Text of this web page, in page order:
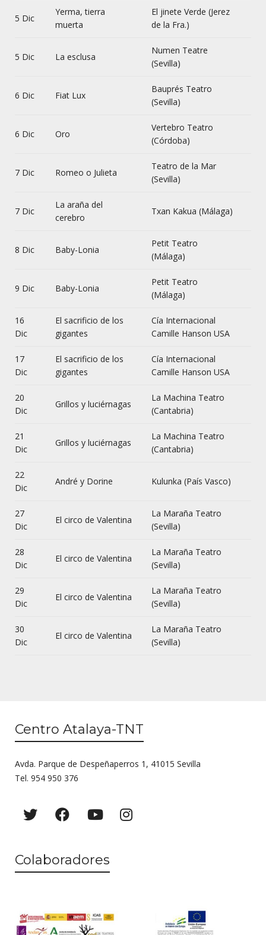
5 Dic
Yerma, tierra
muerta
El jinete Verde (Jerez
de la Fra.)
5 Dic La esclusa
Numen Teatre
(Sevilla)
6 Dic Fiat Lux
Bauprés Teatro
(Sevilla)
6 Dic Oro
Vertebro Teatro
(Córdoba)
7 Dic Romeo o Julieta
Teatro de la Mar
(Sevilla)
7 Dic
La araña del
cerebro
Txan Kakua (Málaga)
8 Dic Baby-Lonia
Petit Teatro
(Málaga)
9 Dic Baby-Lonia
Petit Teatro
(Málaga)
16
Dic
El sacrificio de los
gigantes
Cía Internacional
Camille Hanson USA
17
Dic
El sacrificio de los
gigantes
Cía Internacional
Camille Hanson USA
20
Dic
Grillos y luciérnagas
La Machina Teatro
(Cantabria)
21
Dic
Grillos y luciérnagas
La Machina Teatro
(Cantabria)
22
Dic
André y Dorine Kulunka (País Vasco)
27
Dic
El circo de Valentina
La Maraña Teatro
(Sevilla)
28
Dic
El circo de Valentina
La Maraña Teatro
(Sevilla)
29
Dic
El circo de Valentina
La Maraña Teatro
(Sevilla)
30
Dic
El circo de Valentina
La Maraña Teatro
(Sevilla)
Centro Atalaya-TNT
Avda. Parque de Despeñaperros 1, 41015 Sevilla
Tel. 954 950 376
Colaboradores